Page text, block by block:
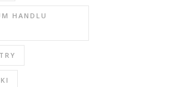
HANDLU